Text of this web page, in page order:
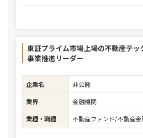
東証プライム市場上場の不動産テッ
事業推進リーダー
企業名
非公開
業界
金融機関
業種・職種
不動産ファンド/不動産金